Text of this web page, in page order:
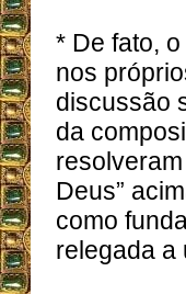
* De fato,
nos
discussão
da
Deus”
como
relegada a